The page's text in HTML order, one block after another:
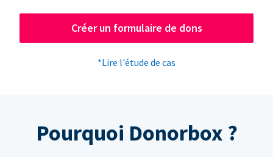
Créer un formulaire de dons
*Lire l'étude de cas
Pourquoi Donorbox ?